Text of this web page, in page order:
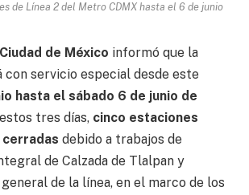
de Línea 2 del Metro CDMX hasta el 6 de junio
de México informó que la
con servicio especial desde este
hasta el sábado 6 de junio de
tres días, cinco estaciones
debido a trabajos de
de Calzada de Tlalpan y
de la línea, en el marco de los